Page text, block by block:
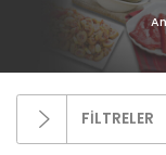
FİLTRELER